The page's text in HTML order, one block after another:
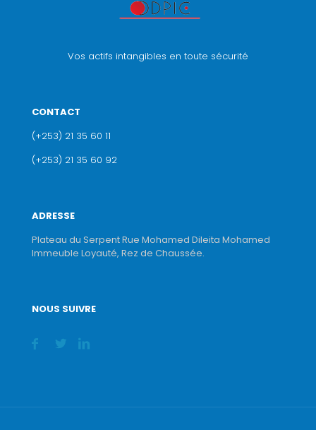
Vos actifs intangibles en toute sécurité
CONTACT
(+253) 21 35 60 11
(+253) 21 35 60 92
ADRESSE
Plateau du Serpent Rue Mohamed Dileita Mohamed
Immeuble Loyauté, Rez de Chaussée.
NOUS SUIVRE